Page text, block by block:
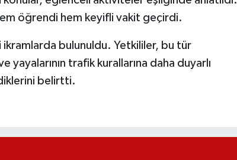
öğrendi hem keyifli vakit geçirdi.
ikramlarda bulunuldu. Yetkililer, bu tür
trafik kurallarına daha duyarlı
belirtti.